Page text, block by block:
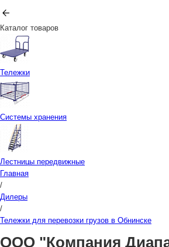
Каталог товаров
Тележки
Системы хранения
Лестницы передвижные
Главная
/
Дилеры
/
Тележки для перевозки грузов в Обнинске
ООО "Компания